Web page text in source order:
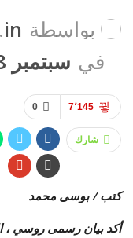
بواسطة Admin
في سبتمبر 18, 2022
0 7٬145
شارك
كتب / بوسى محمد
أكد بيان رسمى روسي ،